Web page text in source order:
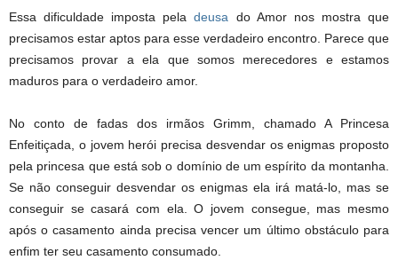
Essa dificuldade imposta peladeusa do Amor nos mostra que
precisamos estar aptos para esse verdadeiro encontro. Parece que
precisamos provar a ela que somos merecedores e estamos
maduros para o verdadeiro amor.
No conto de fadas dos irmãos Grimm, chamado A Princesa
Enfeitiçada, o jovem herói precisa desvendar os enigmas proposto
pela princesa que está sob o domínio de um espírito da montanha.
Se não conseguir desvendar os enigmas ela irá matá-lo, mas se
conseguir se casará com ela. O jovem consegue, mas mesmo
após o casamento ainda precisa vencer um último obstáculo para
enfim ter seu casamento consumado.